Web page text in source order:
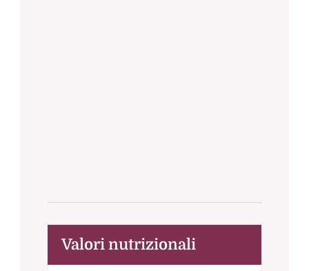
Valori nutrizionali